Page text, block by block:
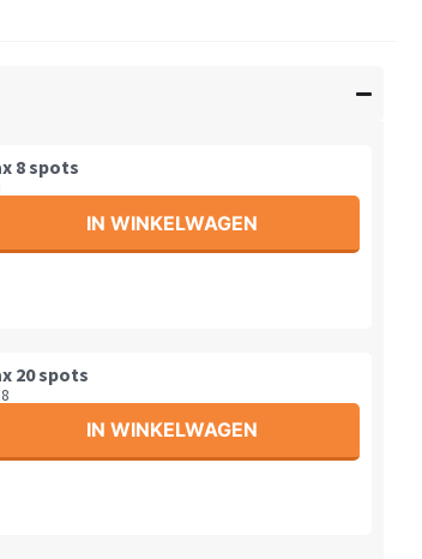
8 spots
IN WINKELWAGEN
20 spots
IN WINKELWAGEN